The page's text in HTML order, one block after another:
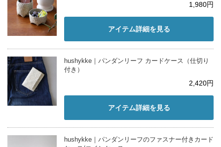
1,980円
アイテム詳細を見る
hushykke｜パンダンリーフ カードケース（仕切り
付き）
2,420円
アイテム詳細を見る
hushykke｜パンダンリーフのファスナー付きカード